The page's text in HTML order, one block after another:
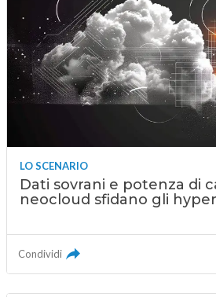
LO SCENARIO
Dati sovrani e potenza di
neocloud sfidano gli
Condividi